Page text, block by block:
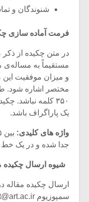
شنوندگان و
فرمت آماده سازی
در متن چکیده از
مستقیماً به مساله‌ی
و میزان موفقیت این
۳۵۰ کلمه نباشد.
یک پاراگراف باشد.
واژه های کلیدی:
جدا شده و در یک خط باشند.
شیوه ارسال چکیده
سمپوزیوم music.event@art.ac.ir